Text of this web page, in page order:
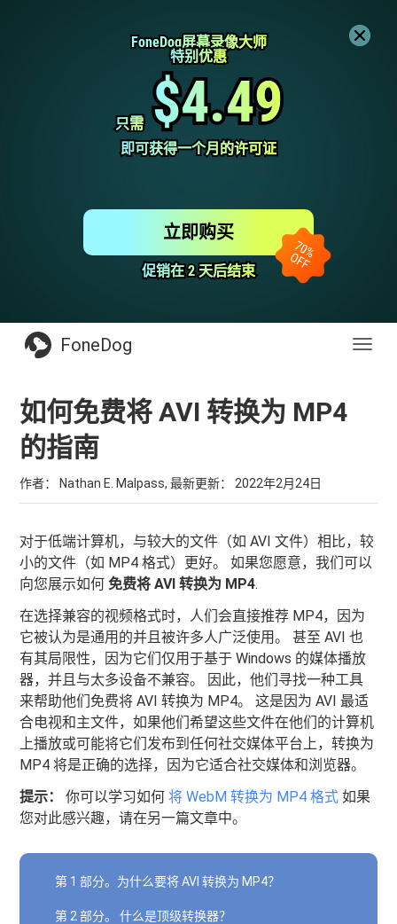
FoneDog屏幕录像大师
FoneDog屏幕录像大师
特别优惠
特别优惠
只需
只需 $4.49
$4.49
即可获得一个月的许可证
即可获得一个月的许可证
促销在 2 天后结束
促销在 2 天后结束
立即购买
FoneDog
如何免费将 AVI 转换为 MP4
的指南
作者： Nathan E. Malpass, 最新更新： 2022年2月24日
对于低端计算机，与较大的文件（如 AVI 文件）相比，较
小的文件（如 MP4 格式）更好。 如果您愿意，我们可以
向您展示如何免费将 AVI 转换为 MP4.
在选择兼容的视频格式时，人们会直接推荐 MP4，因为
它被认为是通用的并且被许多人广泛使用。 甚至 AVI 也
有其局限性，因为它们仅用于基于 Windows 的媒体播放
器，并且与太多设备不兼容。 因此，他们寻找一种工具
来帮助他们免费将 AVI 转换为 MP4。 这是因为 AVI 最适
合电视和主文件，如果他们希望这些文件在他们的计算机
上播放或可能将它们发布到任何社交媒体平台上，转换为
MP4 将是正确的选择，因为它适合社交媒体和浏览器。
提示：
你可以学习如何将 WebM 转换为 MP4 格式 如果
您对此感兴趣，请在另一篇文章中。
第 1 部分。为什么要将 AVI 转换为 MP4？
第 2 部分。 什么是顶级转换器？